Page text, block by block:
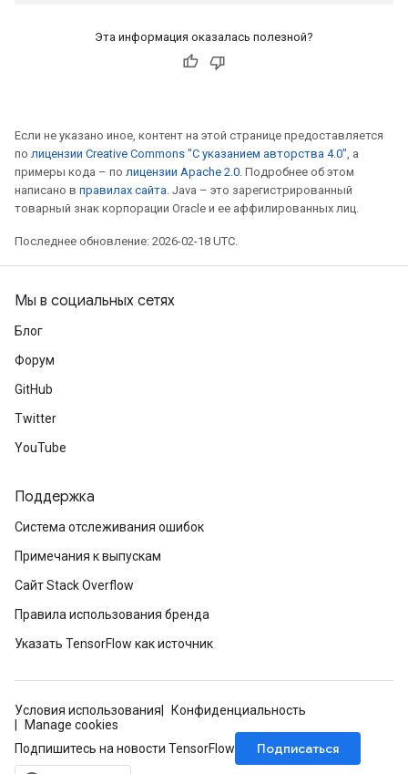
Эта информация оказалась полезной?
Если не указано иное, контент на этой странице предоставляется
по лицензии Creative Commons "С указанием авторства 4.0", а
примеры кода – по лицензии Apache 2.0. Подробнее об этом
написано в правилах сайта. Java – это зарегистрированный
товарный знак корпорации Oracle и ее аффилированных лиц.
Последнее обновление: 2026-02-18 UTC.
Мы в социальных сетях
Блог
Форум
GitHub
Twitter
YouTube
Поддержка
Система отслеживания ошибок
Примечания к выпускам
Сайт Stack Overflow
Правила использования бренда
Указать TensorFlow как источник
Условия использования
Конфиденциальность
Manage cookies
Подпишитесь на новости TensorFlow
Подписаться